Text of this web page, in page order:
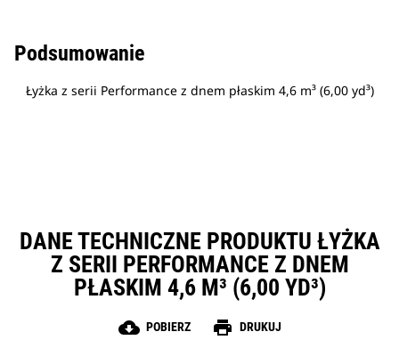
Podsumowanie
Łyżka z serii Performance z dnem płaskim 4,6 m³ (6,00 yd³)
DANE TECHNICZNE PRODUKTU ŁYŻKA
Z SERII PERFORMANCE Z DNEM
PŁASKIM 4,6 M³ (6,00 YD³)
cloud_download POBIERZ print DRUKUJ